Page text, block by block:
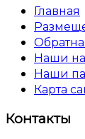
Главная
Наши
Наши
Карта
Контакты